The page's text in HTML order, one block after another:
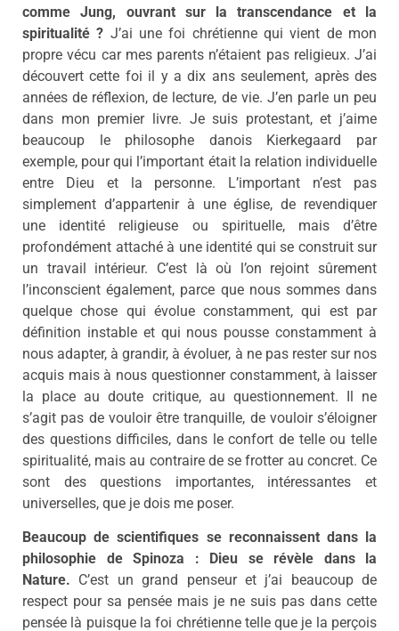
comme Jung, ouvrant sur la transcendance et la
spiritualité ? J’ai une foi chrétienne qui vient de mon
propre vécu car mes parents n’étaient pas religieux. J’ai
découvert cette foi il y a dix ans seulement, après des
années de réflexion, de lecture, de vie. J’en parle un peu
dans mon premier livre. Je suis protestant, et j’aime
beaucoup le philosophe danois Kierkegaard par
exemple, pour qui l’important était la relation individuelle
entre Dieu et la personne. L’important n’est pas
simplement d’appartenir à une église, de revendiquer
une identité religieuse ou spirituelle, mais d’être
profondément attaché à une identité qui se construit sur
un travail intérieur. C’est là où l’on rejoint sûrement
l’inconscient également, parce que nous sommes dans
quelque chose qui évolue constamment, qui est par
définition instable et qui nous pousse constamment à
nous adapter, à grandir, à évoluer, à ne pas rester sur nos
acquis mais à nous questionner constamment, à laisser
la place au doute critique, au questionnement. Il ne
s’agit pas de vouloir être tranquille, de vouloir s’éloigner
des questions difficiles, dans le confort de telle ou telle
spiritualité, mais au contraire de se frotter au concret. Ce
sont des questions importantes, intéressantes et
universelles, que je dois me poser.
Beaucoup de scientifiques se reconnaissent dans la
philosophie de Spinoza : Dieu se révèle dans la
Nature. C’est un grand penseur et j’ai beaucoup de
respect pour sa pensée mais je ne suis pas dans cette
pensée là puisque la foi chrétienne telle que je la perçois